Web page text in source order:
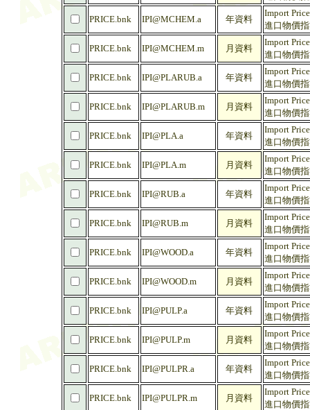
PRICE.bnk IPI@MCHEM.a 年資料
Import
進口物價
PRICE.bnk IPI@MCHEM.m 月資料
Import
進口物價
PRICE.bnk IPI@PLARUB.a 年資料
Import
進口物價
PRICE.bnk IPI@PLARUB.m 月資料
Import
進口物價
PRICE.bnk IPI@PLA.a 年資料
Import
進口物價
PRICE.bnk IPI@PLA.m 月資料
Import
進口物價
PRICE.bnk IPI@RUB.a 年資料
Import
進口物價
PRICE.bnk IPI@RUB.m 月資料
Import
進口物價
PRICE.bnk IPI@WOOD.a 年資料
Import
進口物價
PRICE.bnk IPI@WOOD.m 月資料
Import
進口物價
PRICE.bnk IPI@PULP.a 年資料
Import
進口物價
PRICE.bnk IPI@PULP.m 月資料
Import
進口物價
PRICE.bnk IPI@PULPR.a 年資料
Import
進口物價
PRICE.bnk IPI@PULPR.m 月資料
Import
進口物價